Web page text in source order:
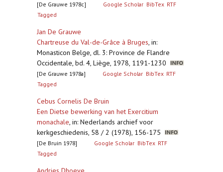
[De Grauwe 1978c] Google Scholar BibTex RTF
Tagged
Jan De Grauwe
Chartreuse du Val-de-Grâce à Bruges, in:
Monasticon Belge, dl. 3: Province de Flandre
Occidentale, bd. 4, Liège, 1978, 1191-1230
[De Grauwe 1978a] Google Scholar BibTex RTF
Tagged
Cebus Cornelis De Bruin
Een Dietse bewerking van het Exercitium
monachale, in: Nederlands archief voor
kerkgeschiedenis, 58 / 2 (1978), 156-175
[De Bruin 1978] Google Scholar BibTex RTF
Tagged